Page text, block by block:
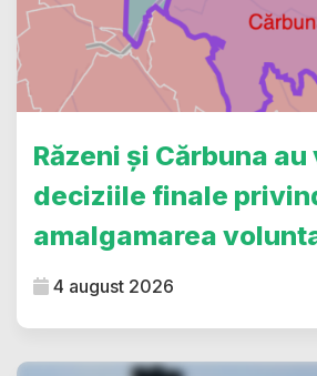
Răzeni și Cărbuna
deciziile finale
amalgamarea
4 august 2026